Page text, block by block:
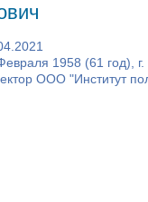
1958 (61 год),
ООО "Институт